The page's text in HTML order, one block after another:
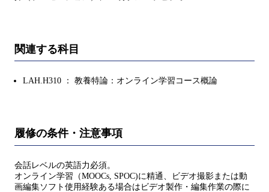
関連する科目
LAH.H310 ： 教養特論：オンライン学習コース概論
履修の条件・注意事項
会話レベルの英語力必須。
オンライン学習（MOOCs, SPOC)に精通、ビデオ撮影または動
画編集ソフト使用経験ある場合はビデオ製作・編集作業の際に